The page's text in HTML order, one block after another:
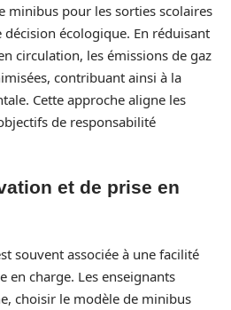
minibus pour les sorties scolaires
écologique. En réduisant
circulation, les émissions de gaz
contribuant ainsi à la
Cette approche aligne les
de responsabilité
et de prise en
souvent associée à une facilité
en charge. Les enseignants
choisir le modèle de minibus